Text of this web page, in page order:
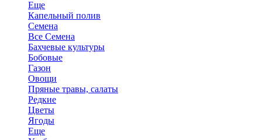
Еще
Капельный полив
Семена
Все Семена
Бахчевые культуры
Бобовые
Газон
Овощи
Пряные травы, салаты
Редкие
Цветы
Ягоды
Еще